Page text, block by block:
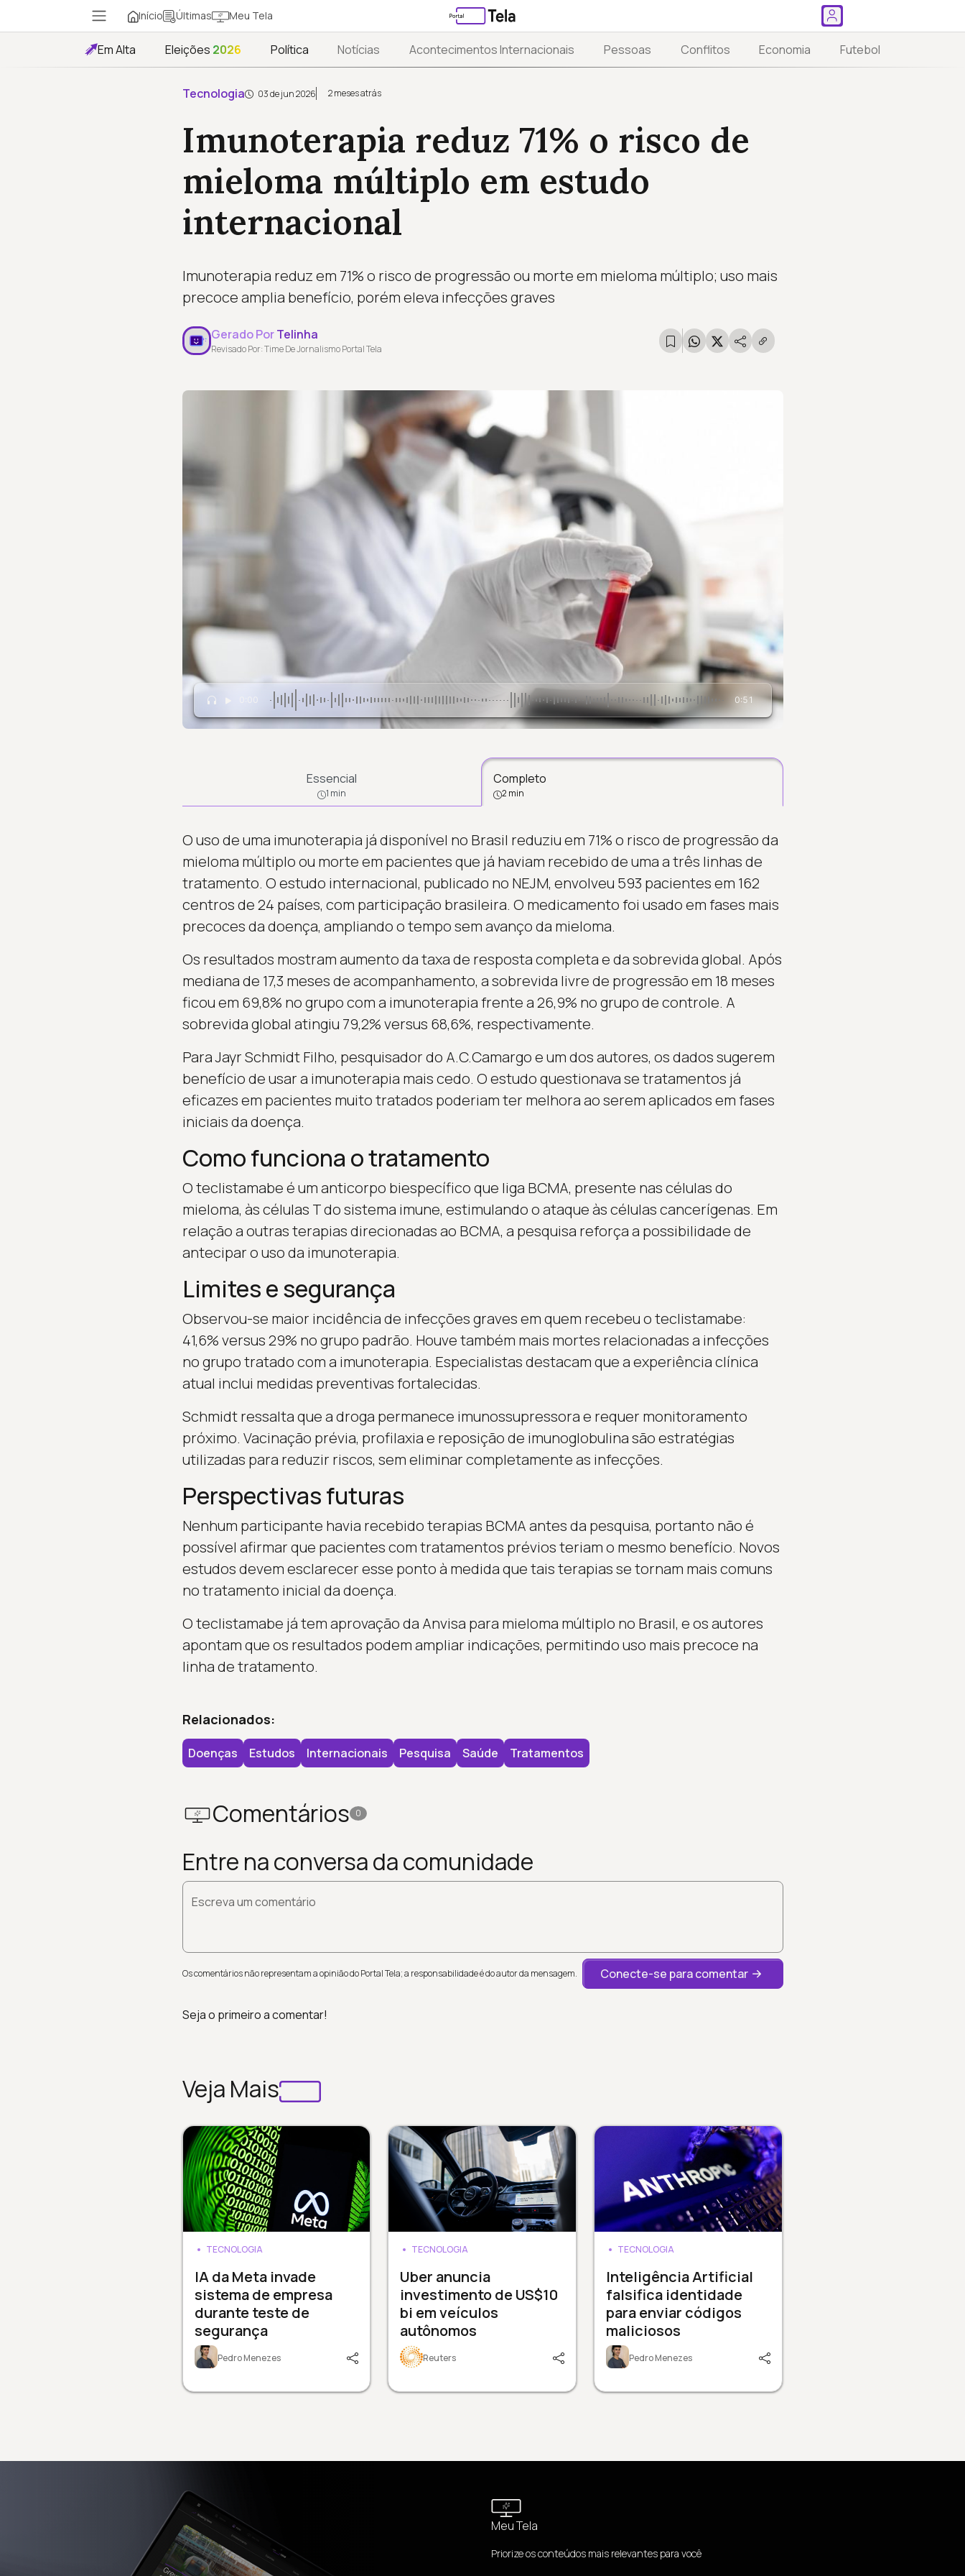
Início Últimas Meu Tela
Em Alta Eleições 2026 Política Notícias Acontecimentos Internacionais Pessoas Conflitos Economia Futebol
Tecnologia 03 de jun 2026 2 meses atrás
Imunoterapia reduz 71% o risco de
mieloma múltiplo em estudo
internacional
Imunoterapia reduz em 71% o risco de progressão ou morte em mieloma múltiplo; uso mais
precoce amplia benefício, porém eleva infecções graves
Gerado PorTelinha
Revisado Por: Time De Jornalismo Portal Tela
0:00 0:51
Essencial
1 min
Completo
2 min
O uso de uma imunoterapia já disponível no Brasil reduziu em 71% o risco de progressão da
mieloma múltiplo ou morte em pacientes que já haviam recebido de uma a três linhas de
tratamento. O estudo internacional, publicado no NEJM, envolveu 593 pacientes em 162
centros de 24 países, com participação brasileira. O medicamento foi usado em fases mais
precoces da doença, ampliando o tempo sem avanço da mieloma.
Os resultados mostram aumento da taxa de resposta completa e da sobrevida global. Após
mediana de 17,3 meses de acompanhamento, a sobrevida livre de progressão em 18 meses
ficou em 69,8% no grupo com a imunoterapia frente a 26,9% no grupo de controle. A
sobrevida global atingiu 79,2% versus 68,6%, respectivamente.
Para Jayr Schmidt Filho, pesquisador do A.C.Camargo e um dos autores, os dados sugerem
benefício de usar a imunoterapia mais cedo. O estudo questionava se tratamentos já
eficazes em pacientes muito tratados poderiam ter melhora ao serem aplicados em fases
iniciais da doença.
Como funciona o tratamento
O teclistamabe é um anticorpo biespecífico que liga BCMA, presente nas células do
mieloma, às células T do sistema imune, estimulando o ataque às células cancerígenas. Em
relação a outras terapias direcionadas ao BCMA, a pesquisa reforça a possibilidade de
antecipar o uso da imunoterapia.
Limites e segurança
Observou-se maior incidência de infecções graves em quem recebeu o teclistamabe:
41,6% versus 29% no grupo padrão. Houve também mais mortes relacionadas a infecções
no grupo tratado com a imunoterapia. Especialistas destacam que a experiência clínica
atual inclui medidas preventivas fortalecidas.
Schmidt ressalta que a droga permanece imunossupressora e requer monitoramento
próximo. Vacinação prévia, profilaxia e reposição de imunoglobulina são estratégias
utilizadas para reduzir riscos, sem eliminar completamente as infecções.
Perspectivas futuras
Nenhum participante havia recebido terapias BCMA antes da pesquisa, portanto não é
possível afirmar que pacientes com tratamentos prévios teriam o mesmo benefício. Novos
estudos devem esclarecer esse ponto à medida que tais terapias se tornam mais comuns
no tratamento inicial da doença.
O teclistamabe já tem aprovação da Anvisa para mieloma múltiplo no Brasil, e os autores
apontam que os resultados podem ampliar indicações, permitindo uso mais precoce na
linha de tratamento.
Relacionados:
Doenças Estudos Internacionais Pesquisa Saúde Tratamentos
Comentários 0
Entre na conversa da comunidade
Escreva um comentário
Os comentários não representam a opinião do Portal Tela; a responsabilidade é do autor da mensagem. Conecte-se para comentar
Seja o primeiro a comentar!
Veja Mais
TECNOLOGIA
IA da Meta invade
sistema de empresa
durante teste de
segurança
Pedro Menezes
TECNOLOGIA
Uber anuncia
investimento de US$10
bi em veículos
autônomos
Reuters
TECNOLOGIA
Inteligência Artificial
falsifica identidade
para enviar códigos
maliciosos
Pedro Menezes
Meu Tela
Priorize os conteúdos mais relevantes para você